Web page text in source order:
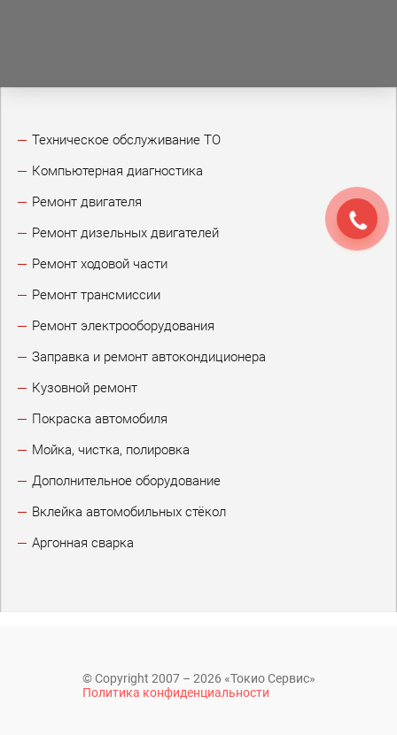
Техническое обслуживание ТО
Компьютерная диагностика
Ремонт двигателя
Ремонт дизельных двигателей
Ремонт ходовой части
Ремонт трансмиссии
Ремонт электрооборудования
Заправка и ремонт автокондиционера
Кузовной ремонт
Покраска автомобиля
Мойка, чистка, полировка
Дополнительное оборудование
Вклейка автомобильных стёкол
Аргонная сварка
© Copyright 2007 – 2026 «Токио Сервис»
Политика конфиденциальности